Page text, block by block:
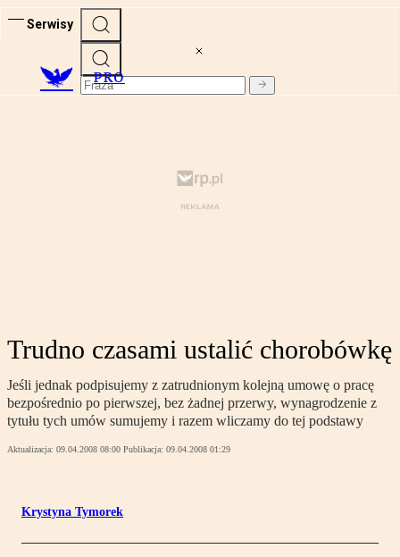
Serwisy
PRO
Trudno czasami ustalić chorobówkę
Jeśli jednak podpisujemy z zatrudnionym kolejną umowę o pracę
bezpośrednio po pierwszej, bez żadnej przerwy, wynagrodzenie z
tytułu tych umów sumujemy i razem wliczamy do tej podstawy
Aktualizacja: 09.04.2008 08:00 Publikacja: 09.04.2008 01:29
Krystyna Tymorek